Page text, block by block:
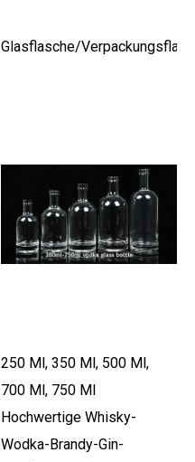
Glasflasche/
250 Ml, 350 Ml, 500 Ml,
700 Ml, 750 Ml
Hochwertige Whisky-
Wodka-Brandy-Gin-